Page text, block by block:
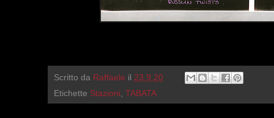
Scritto da Raffaele il 23.9.20
Etichette Stazioni, TABATA